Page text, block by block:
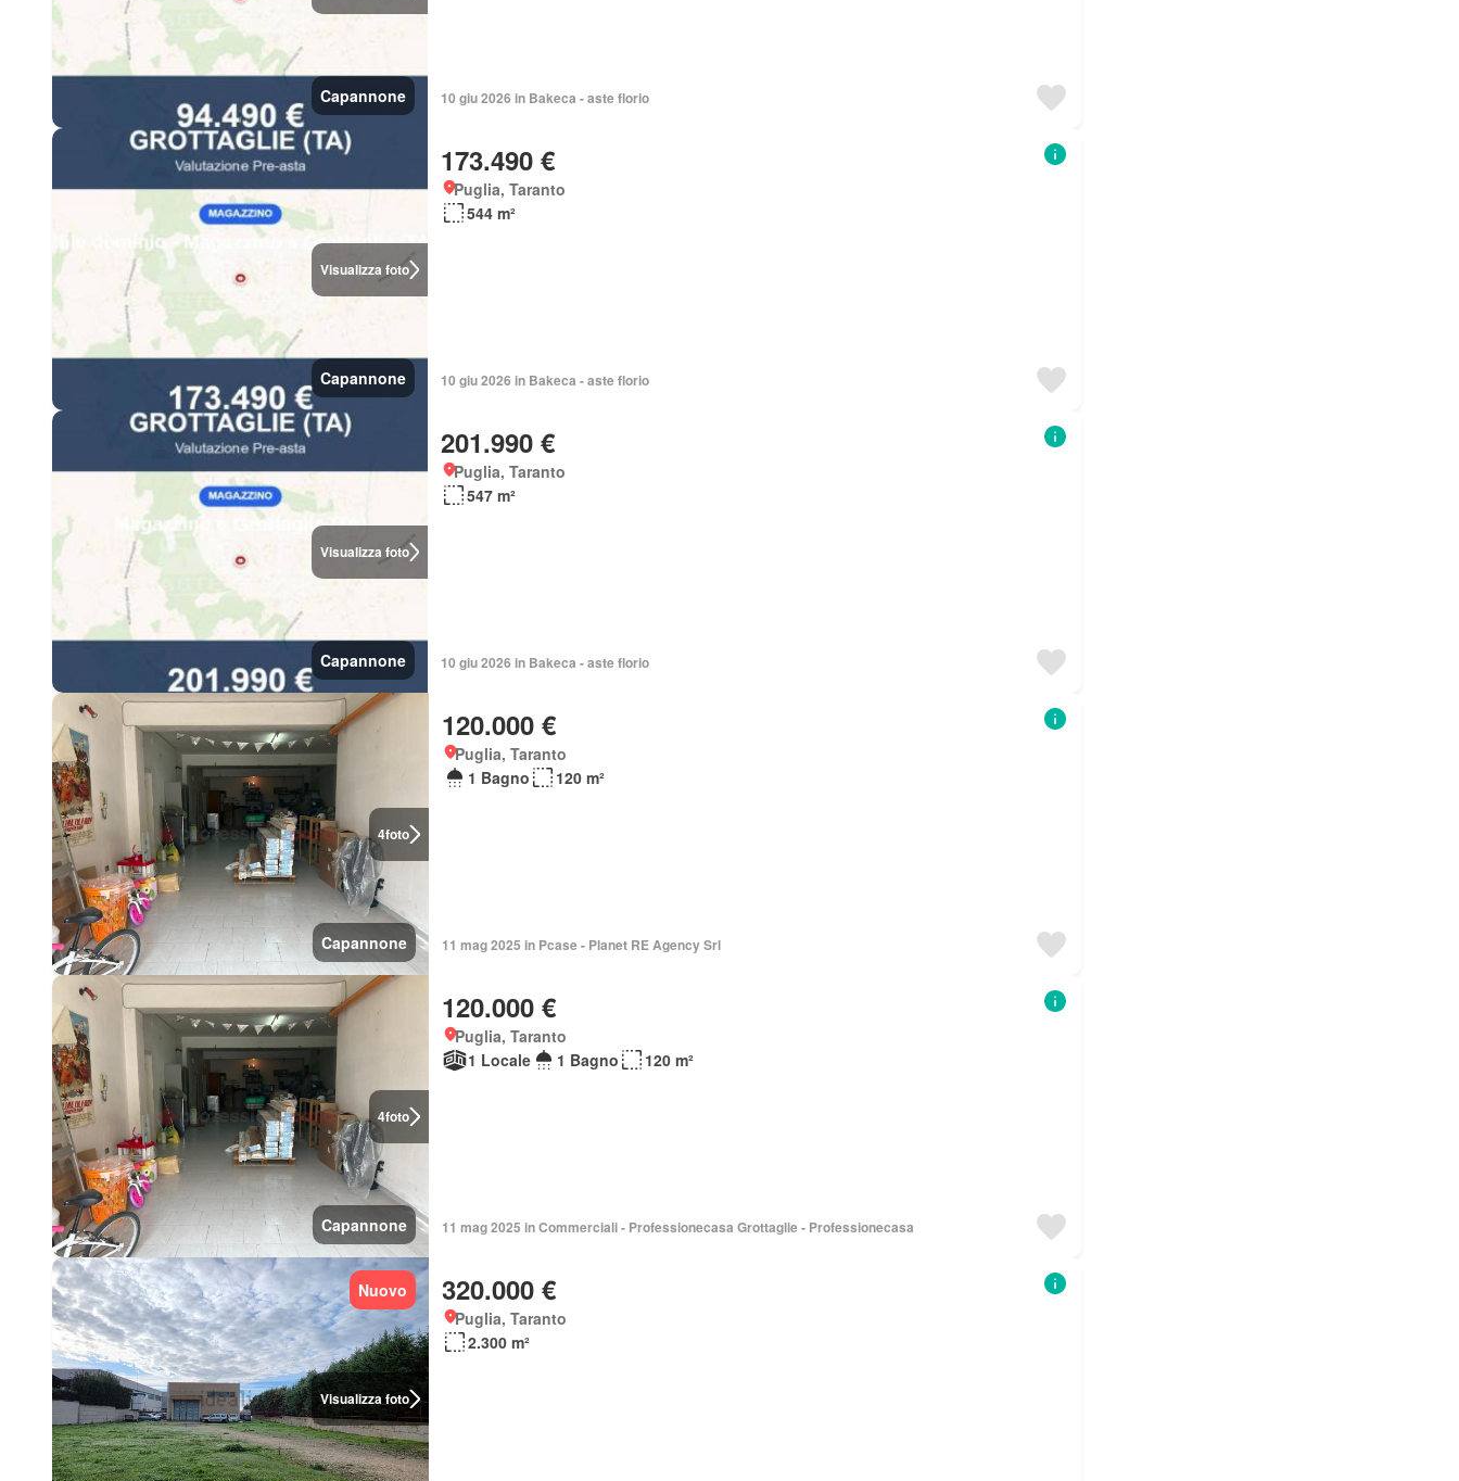
Capannone 10 giu 2026 in Bakeca - aste florio
Visualizza foto
Capannone
173.490 €
Puglia, Taranto
544 m²
10 giu 2026 in Bakeca - aste florio
Visualizza foto
Capannone
201.990 €
Puglia, Taranto
547 m²
10 giu 2026 in Bakeca - aste florio
4foto
Capannone
120.000 €
Puglia, Taranto
1 Bagno
120 m²
11 mag 2025 in Pcase - Planet RE Agency Srl
4foto
Capannone
120.000 €
Puglia, Taranto
1 Locale
1 Bagno 120 m²
11 mag 2025 in Commerciali - Professionecasa Grottaglie - Professionecasa
Visualizza foto
Nuovo 320.000 €
Puglia, Taranto
2.300 m²